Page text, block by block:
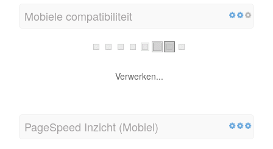
Mobiele compatibiliteit
Verwerken...
PageSpeed Inzicht (Mobiel)